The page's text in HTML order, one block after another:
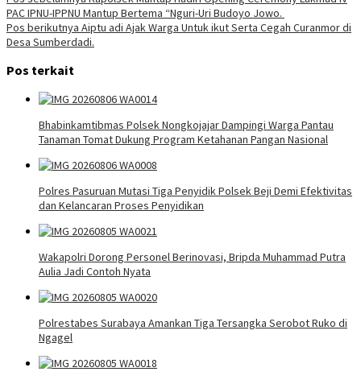
pos
PAC IPNU-IPPNU Mantup Bertema “Nguri-Uri Budoyo Jowo.
Pos berikutnya Aiptu adi Ajak Warga Untuk ikut Serta Cegah Curanmor di
Desa Sumberdadi.
Pos terkait
Bhabinkamtibmas Polsek Nongkojajar Dampingi Warga Pantau
Tanaman Tomat Dukung Program Ketahanan Pangan Nasional
Polres Pasuruan Mutasi Tiga Penyidik Polsek Beji Demi Efektivitas
dan Kelancaran Proses Penyidikan
Wakapolri Dorong Personel Berinovasi, Bripda Muhammad Putra
Aulia Jadi Contoh Nyata
Polrestabes Surabaya Amankan Tiga Tersangka Serobot Ruko di
Ngagel